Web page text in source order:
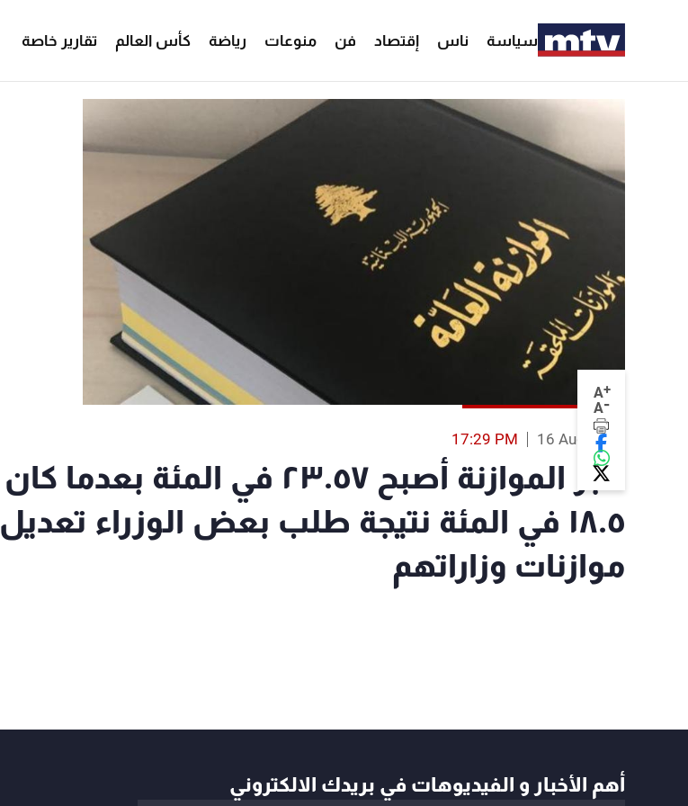
سياسة ناس إقتصاد فن منوعات رياضة كأس العالم تقارير خاصة
A+
A-
16 Aug 2023
17:29 PM
عجز الموازنة أصبح ٢٣.٥٧ في المئة بعدما كان
١٨.٥ في المئة نتيجة طلب بعض الوزراء تعديل
موازنات وزاراتهم
أهم الأخبار و الفيديوهات في بريدك الالكتروني